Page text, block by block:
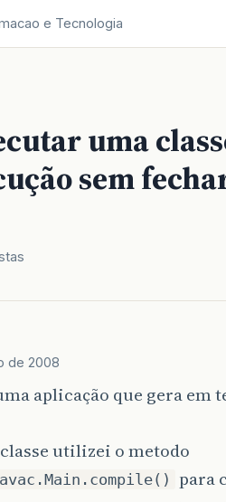
e Tecnologia
uma
sem
de 2008
aplicação que gera em
utilizei o metodo
para